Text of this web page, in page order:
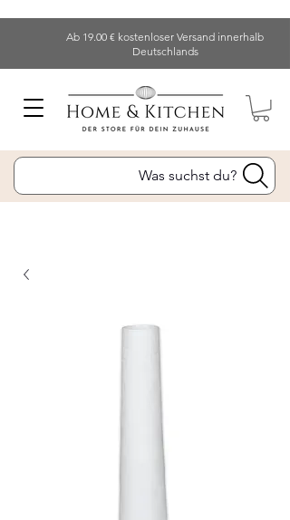
Ab 19.00 € kostenloser Versand innerhalb
Deutschlands
Was suchst du?